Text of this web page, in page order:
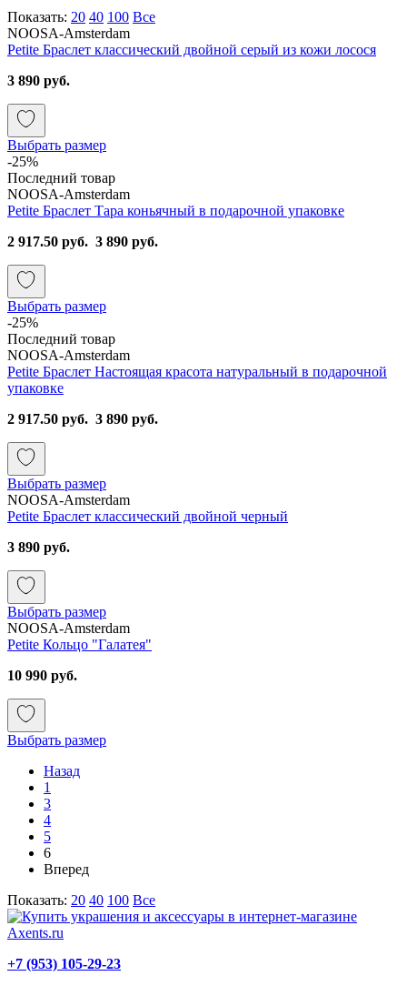
Показать: 20 40 100 Все
NOOSA-Amsterdam
Petite Браслет классический двойной серый из кожи лосося
3 890 руб.
Выбрать размер
-25%
Последний товар
NOOSA-Amsterdam
Petite Браслет Тара коньячный в подарочной упаковке
2 917.50 руб. 3 890 руб.
Выбрать размер
-25%
Последний товар
NOOSA-Amsterdam
Petite Браслет Настоящая красота натуральный в подарочной
упаковке
2 917.50 руб. 3 890 руб.
Выбрать размер
NOOSA-Amsterdam
Petite Браслет классический двойной черный
3 890 руб.
Выбрать размер
NOOSA-Amsterdam
Petite Кольцо "Галатея"
10 990 руб.
Выбрать размер
Назад
1
3
4
5
6
Вперед
Показать: 20 40 100 Все
+7 (953) 105-29-23